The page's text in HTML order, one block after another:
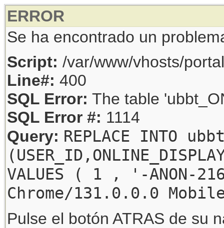
ERROR
Se ha encontrado un
Script: /var/www/vhosts/
Line#: 400
SQL Error: The table
SQL Error #: 1114
Query: REPLACE INTO
VALUES ( 1 , '-
Chrome/131.0.0.0
Pulse el botón ATRAS de su